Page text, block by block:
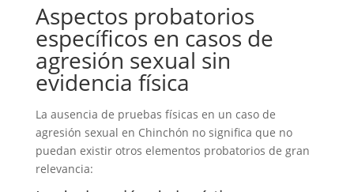
Aspectos probatorios
específicos en casos de
agresión sexual sin
evidencia física
La ausencia de pruebas físicas en un caso de
agresión sexual en Chinchón no significa que no
puedan existir otros elementos probatorios de gran
relevancia: